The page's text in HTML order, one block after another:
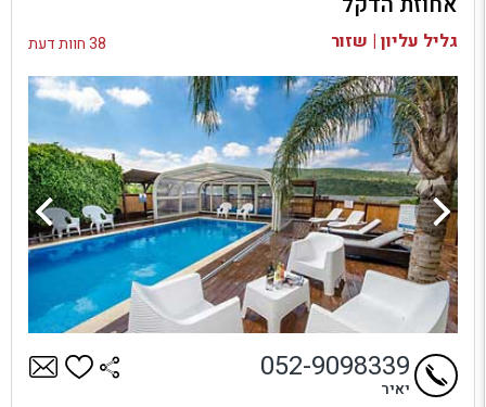
בדיקת זמינות ומחירים
גליל עליון | שזור 38 חוות דעת
052-9098339
יאיר